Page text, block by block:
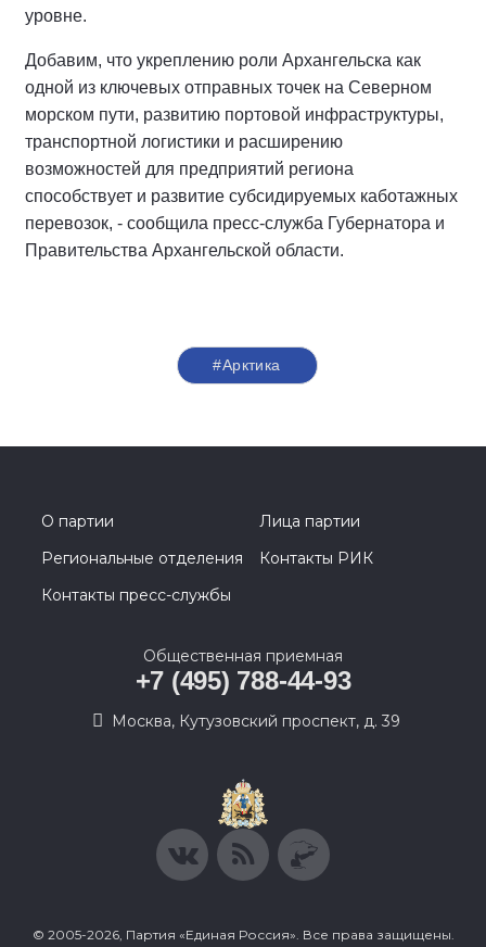
уровне.
Добавим, что укреплению роли Архангельска как
одной из ключевых отправных точек на Северном
морском пути, развитию портовой инфраструктуры,
транспортной логистики и расширению
возможностей для предприятий региона
способствует и развитие субсидируемых каботажных
перевозок, - сообщила пресс-служба Губернатора и
Правительства Архангельской области.
#Арктика
О партии
Лица партии
Региональные отделения
Контакты РИК
Контакты пресс-службы
Общественная приемная
+7 (495) 788-44-93
Москва, Кутузовский проспект, д. 39
© 2005-2026, Партия «Единая Россия». Все права защищены.